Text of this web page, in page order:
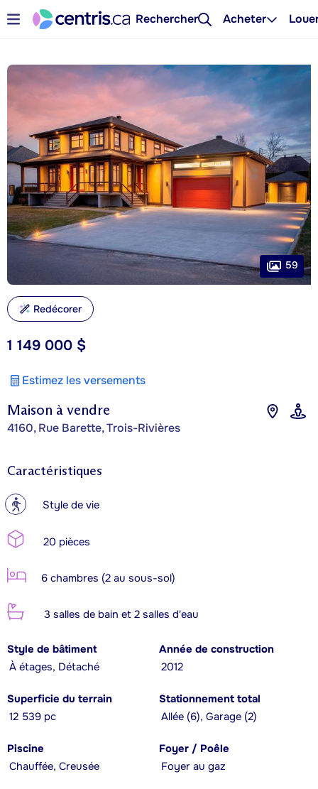
Rechercher Acheter
Maison à vendre
4160, Rue Barette, Trois-Rivières
1 149 000 $
Estimez les versements
59
Redécorer
Caractéristiques
? Style de vie
20 pièces
6 chambres (2 au sous-sol)
3 salles de bain et 2 salles d'eau
Style de bâtiment
À étages, Détaché
Année de construction
2012
Superficie du terrain
12 539 pc
Stationnement total
Allée (6), Garage (2)
Piscine
Chauffée, Creusée
Foyer / Poêle
Foyer au gaz